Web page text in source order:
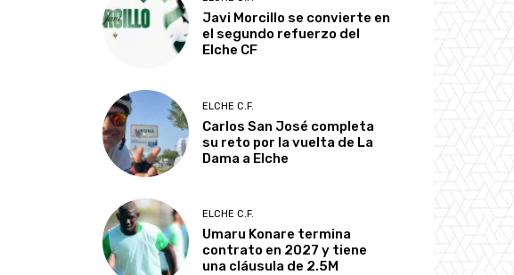
Javi Morcillo se convierte en
el segundo refuerzo del
Elche CF
ELCHE C.F.
Carlos San José completa
su reto por la vuelta de La
Dama a Elche
ELCHE C.F.
Umaru Konare termina
contrato en 2027 y tiene
una cláusula de 2.5M